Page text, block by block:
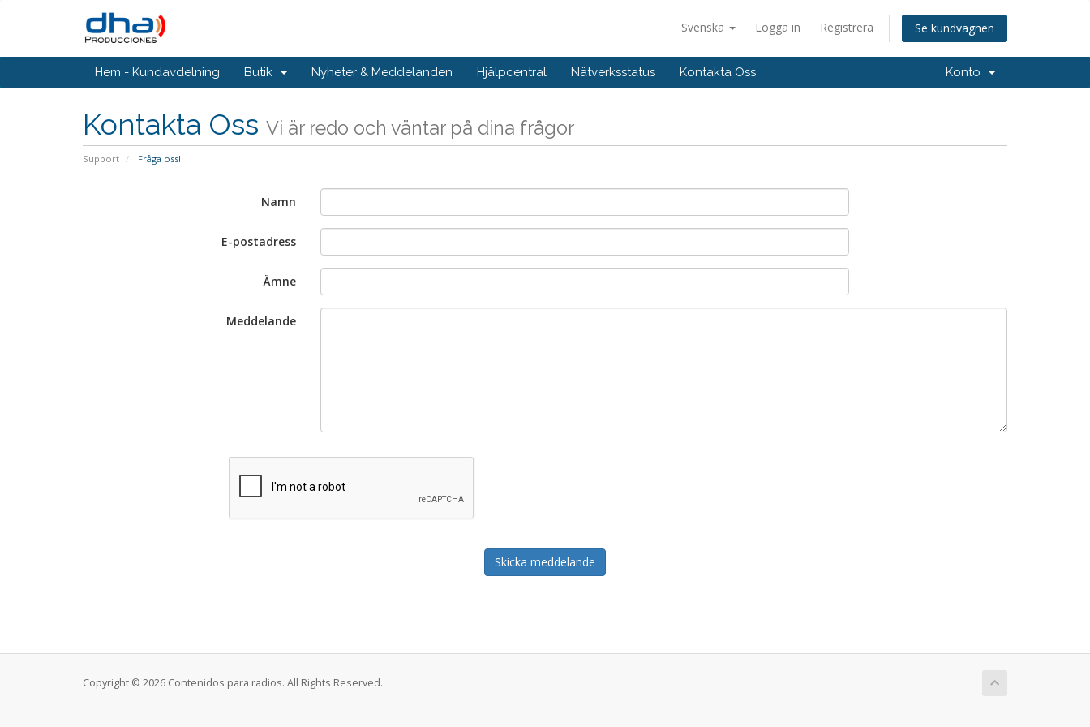
Svenska Logga in Registrera Se kundvagnen
Hem - Kundavdelning Butik Nyheter & Meddelanden Hjälpcentral Nätverksstatus Kontakta Oss Konto
Kontakta Oss Vi är redo och väntar på dina frågor
Support Fråga oss!
Namn
E-postadress
Ämne
Meddelande
Skicka meddelande
Copyright © 2026 Contenidos para radios. All Rights Reserved.